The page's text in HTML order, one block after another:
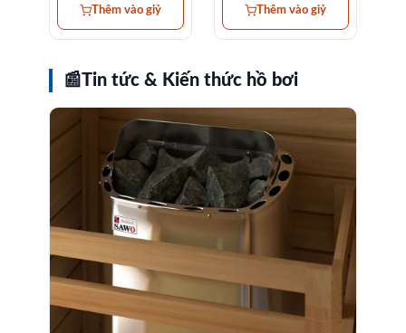
Thêm vào giỷ Thêm vào giỷ
📰Tin tức & Kiến thức hồ bơi